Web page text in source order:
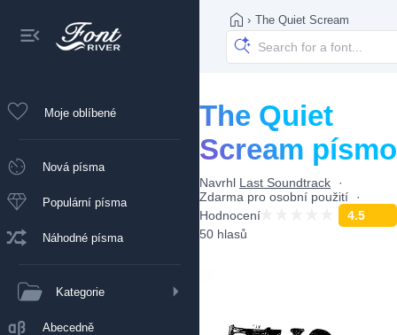
Moje oblíbené
Nová písma
Populární písma
Náhodné písma
Kategorie
Abecedně
› The Quiet Scream
The Quiet
Scream písmo
Navrhl Last Soundtrack
Zdarma pro osobní použití
Hodnocení
4.5
50 hlasů